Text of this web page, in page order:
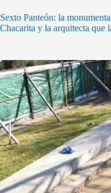
Sexto Panteón: la
Chacarita y la arquitecta que